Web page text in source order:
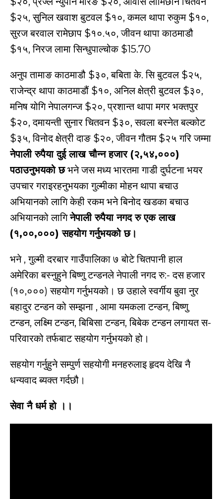
$२५, सुनिल खवाश बुटवल $१०, कमल थापा रुकुम $१०,
सुरज बरवाल रामेछाप $१०.५०, जीवन थापा काठमाडौ
$१५, निरज लामा सिन्धुपाल्चोक $15.70
अनुप तामाङ काठमाडौ $३०, बबिता के. सि बुटवल $२५,
राजेन्द्र थापा काठमाडौं $१०, अनिल क्षेत्री बुटवल $३०,
मनिष योगि नेपालगन्ज $२०, प्रशान्त थापा मगर भक्तपुर
$२०, दमायन्ती सुनार चितवन $३०, सवला बस्नेत बल्कोट
$३५, विनोद क्षेत्री दाङ $२०, जीवन गौतम $२५ गरि जम्मा
नेपाली रुपैया दुई लाख चौन्न हजार (२,५४,०००)
पठाउनुभयको छभने जस मध्य भारतमा गाडी दुर्घटना भयर
उपचार गराइरहनुभयका गुल्मीका मोहन थापा बचाउ
अभियानको लागि केही रकम भने बिनोद खडका बचाउ
अभियानको लागिनेपाली रुपैया नगद रु एक लाख
(१,००,०००) सहयोग गर्नुभयको छ।
भने , गुल्मी दरबार गाउँपालिका ७ बोटे चितपानी हाल
अमेरिका बस्नुहुने बिष्णु टन्डनले नेपाली नगद रु:- दस हजार
(१०,०००) सहयोग गर्नुभयको। छ उहाले स्वर्गीय बुवा नुर
बहादुर टन्डन को सम्झना , आमा यमकला टन्डन, बिष्णु
टन्डन, लक्ष्मि टन्डन, बिबिसा टन्डन, बिबेक टन्डन लगायत स-
परिवारको तर्फबाट सहयोग गर्नुभयको हो।
सहयोग गर्नुहुने सम्पुर्ण सहयोगी मनहरुलाइ हृदय देखि नै
धन्यवाद ब्यक्त गर्दछौ।
सेवा नै धर्म हो ।।